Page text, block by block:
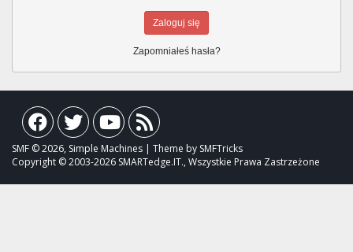
Zapomniałeś hasła?
SMF © 2026, Simple Machines | Theme by SMFTricks
Copyright © 2003-2026 SMARTedge.IT., Wszystkie Prawa Zastrzeżone